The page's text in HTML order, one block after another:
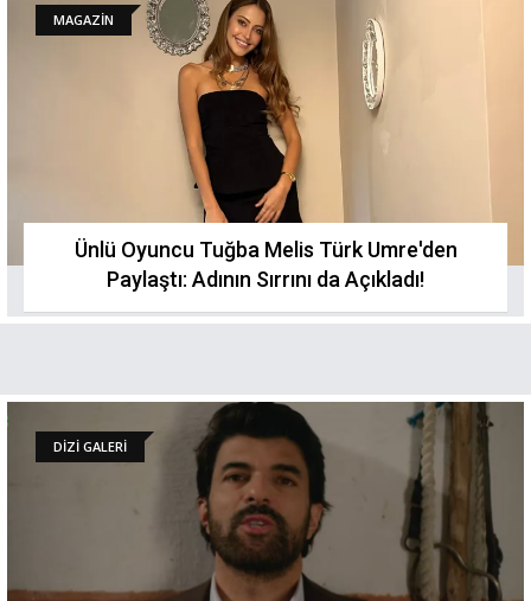
MAGAZİN
Ünlü Oyuncu Tuğba Melis Türk Umre'den
Paylaştı: Adının Sırrını da Açıkladı!
DİZİ GALERİ